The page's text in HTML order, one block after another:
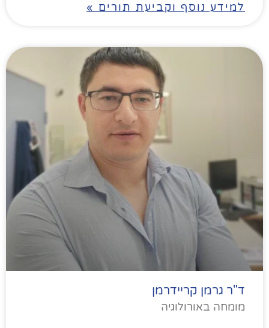
למידע נוסף וקביעת תורים »
ד"ר גרמן קריידרמן
מומחה באורולוגיה